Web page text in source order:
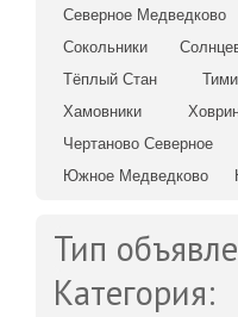
Северное Медведково
Сокольники
Тёплый Стан
Хамовники
Чертаново Северное
Южное Медведково
Тип
Категория: